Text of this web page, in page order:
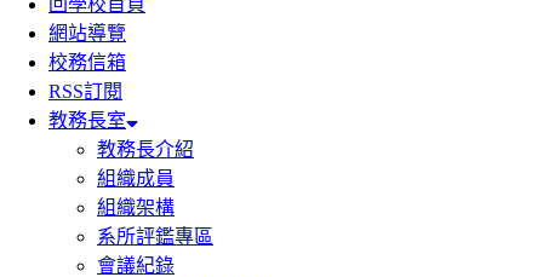
網站導覽
校務信箱
RSS訂閱
教務長室
教務長介紹
組織成員
組織架構
系所評鑑專區
會議紀錄